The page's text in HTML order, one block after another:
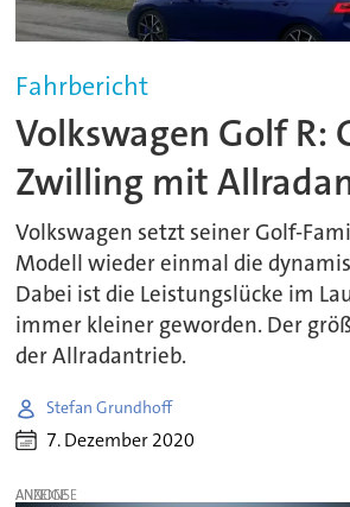
Fahrbericht
Volkswagen Golf R:
Zwilling mit
Volkswagen setzt seiner Golf-
Modell wieder einmal die
Dabei ist die Leistungslücke im
immer kleiner geworden. Der
der Allradantrieb.
Stefan Grundhoff
7. Dezember 2020
ANZEIGE